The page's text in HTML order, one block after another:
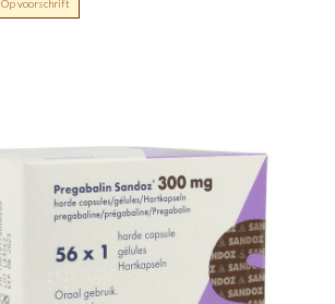
Op voorschrift